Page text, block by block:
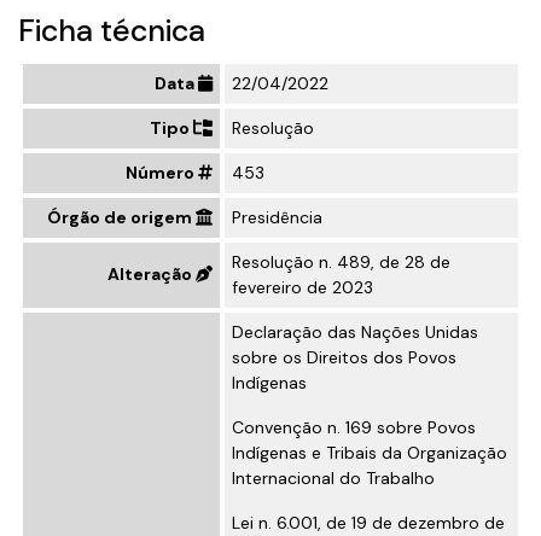
Ficha técnica
Data 22/04/2022
Tipo Resolução
Número 453
Órgão de origem Presidência
Alteração
Resolução n. 489, de 28 de
fevereiro de 2023
Declaração das Nações Unidas
sobre os Direitos dos Povos
Indígenas
Convenção n. 169 sobre Povos
Indígenas e Tribais da Organização
Internacional do Trabalho
Lei n. 6.001, de 19 de dezembro de